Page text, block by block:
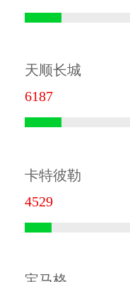
天顺长城
6187
卡特彼勒
4529